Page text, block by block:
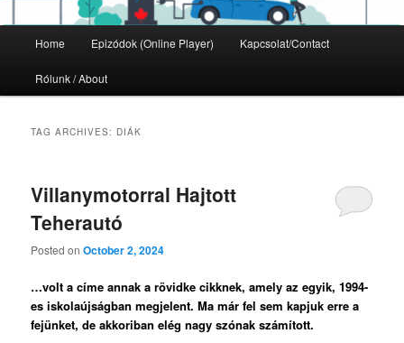
Home Epizódok (Online Player) Kapcsolat/Contact
Rólunk / About
TAG ARCHIVES: DIÁK
Villanymotorral Hajtott
Teherautó
Posted onOctober 2, 2024
…volt a címe annak a rövidke cikknek, amely az egyik, 1994-
es iskolaújságban megjelent. Ma már fel sem kapjuk erre a
fejünket, de akkoriban elég nagy szónak számított.